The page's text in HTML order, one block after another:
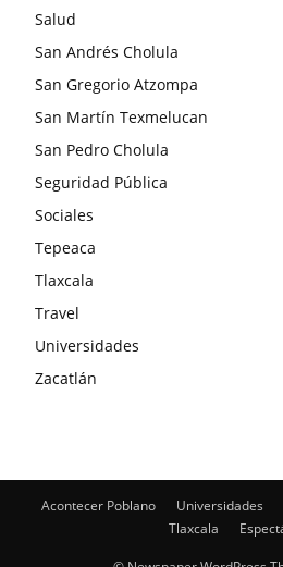
Salud
San Andrés Cholula
San Gregorio Atzompa
San Martín Texmelucan
San Pedro Cholula
Seguridad Pública
Sociales
Tepeaca
Tlaxcala
Travel
Universidades
Zacatlán
Acontecer Poblano Universidades
Tlaxcala